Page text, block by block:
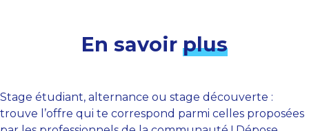
En savoir plus
Stage étudiant, alternance ou stage découverte :
trouve l’offre qui te correspond parmi celles proposées